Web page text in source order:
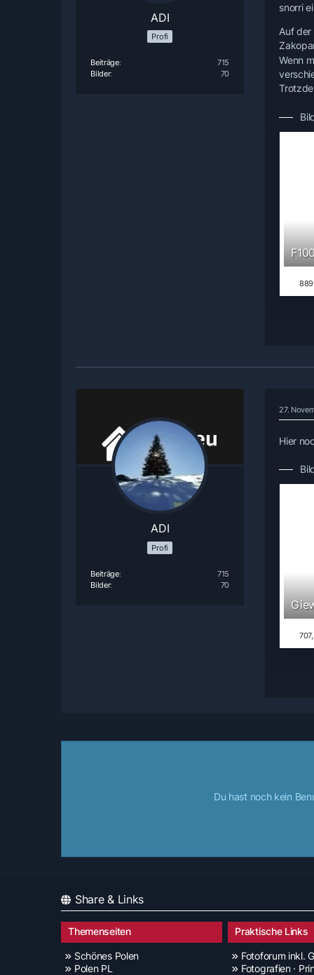
ADI
Profi
Beiträge
715
Bilder
70
snorri
Auf der
Wenn
ADI
Profi
Beiträge
715
Bilder
70
27.
Hier
Du hast noch kein
Share & Links
Themenseiten
Schönes Polen
Polen PL
Praktische Links
Fotoforum inkl.
Fotografien ·